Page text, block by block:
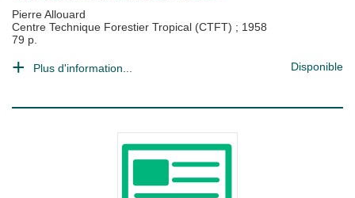
Pierre Allouard
Centre Technique Forestier Tropical (CTFT) ; 1958
79 p.
Plus d'information... Disponible